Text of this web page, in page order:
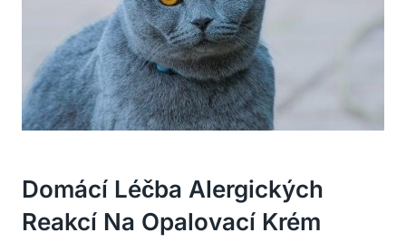
Domácí Léčba​ Alergických
Reakcí Na ‍opalovací Krém